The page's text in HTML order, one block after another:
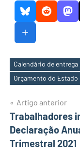
Etiquetas
Calendário de entrega
Orçamento do Estado
Navegação
de
artigos
Artigo anterior
Trabalhadores
Declaração
Trimestral 2021